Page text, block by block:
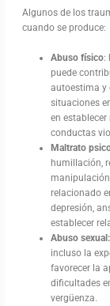
Algunos de los
cuando se produce:
Abuso físico:
puede
autoestima y
situaciones
en
conductas
Maltrato
humillación,
relacionado
depresión,
establecer
Abuso
incluso la
favorecer la
dificultades
vergüenza.